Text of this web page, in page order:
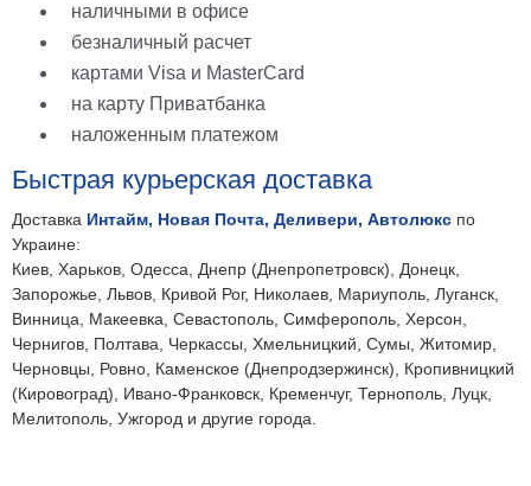
наличными в офисе
безналичный расчет
картами Visa и MasterCard
на карту Приватбанка
наложенным платежом
Быстрая курьерская доставка
Доставка Интайм, Новая Почта, Деливери, Автолюкс по
Украине:
Киев, Харьков, Одесса, Днепр (Днепропетровск), Донецк,
Запорожье, Львов, Кривой Рог, Николаев, Мариуполь, Луганск,
Винница, Макеевка, Севастополь, Симферополь, Херсон,
Чернигов, Полтава, Черкассы, Хмельницкий, Сумы, Житомир,
Черновцы, Ровно, Каменское (Днепродзержинск), Кропивницкий
(Кировоград), Ивано-Франковск, Кременчуг, Тернополь, Луцк,
Мелитополь, Ужгород и другие города.